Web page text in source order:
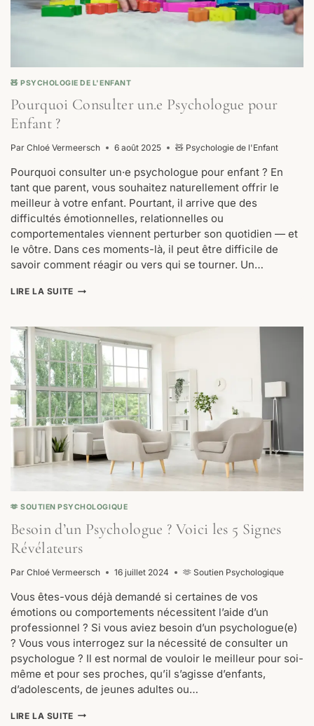
🧸 PSYCHOLOGIE DE L'ENFANT
Pourquoi Consulter un.e Psychologue pour
Enfant ?
Par Chloé Vermeersch 6 août 2025 🧸 Psychologie de l'Enfant
Pourquoi consulter un·e psychologue pour enfant ? En
tant que parent, vous souhaitez naturellement offrir le
meilleur à votre enfant. Pourtant, il arrive que des
difficultés émotionnelles, relationnelles ou
comportementales viennent perturber son quotidien — et
le vôtre. Dans ces moments-là, il peut être difficile de
savoir comment réagir ou vers qui se tourner. Un…
LIRE LA SUITEPOURQUOI
PSYCHOLOGUE
POUR
ENFANT
?
🫶 SOUTIEN PSYCHOLOGIQUE
Besoin d’un Psychologue ? Voici les 5 Signes
Révélateurs
Par Chloé Vermeersch 16 juillet 2024 🫶 Soutien Psychologique
Vous êtes-vous déjà demandé si certaines de vos
émotions ou comportements nécessitent l’aide d’un
professionnel ? Si vous aviez besoin d’un psychologue(e)
? Vous vous interrogez sur la nécessité de consulter un
psychologue ? Il est normal de vouloir le meilleur pour soi-
même et pour ses proches, qu’il s’agisse d’enfants,
d’adolescents, de jeunes adultes ou…
LIRE LA SUITEBESOIN